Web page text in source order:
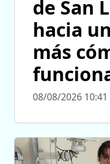
de San
hacia
más
08/08/2026 10:41